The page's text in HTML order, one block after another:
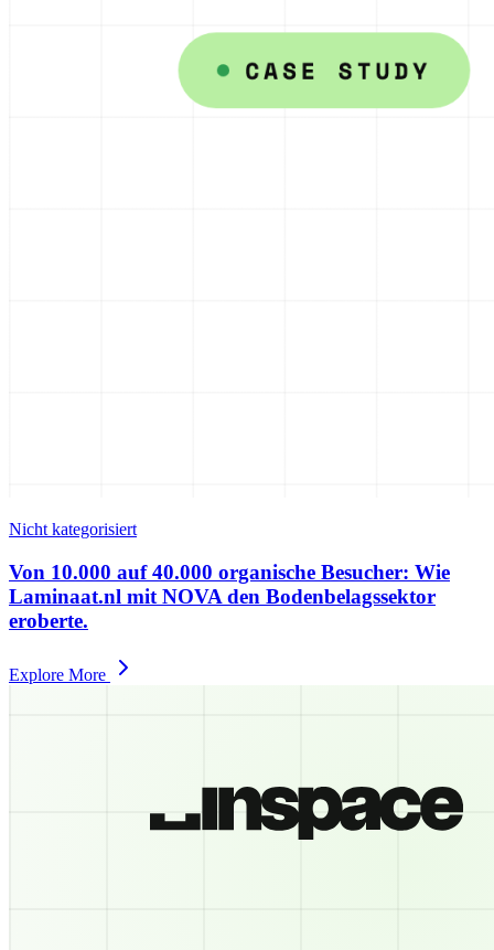
Nicht kategorisiert
Von 10.000 auf 40.000 organische Besucher: Wie
Laminaat.nl mit NOVA den Bodenbelagssektor
eroberte.
Explore More